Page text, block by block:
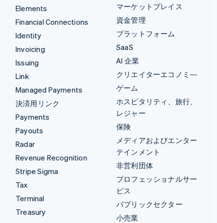
Elements
Financial Connections
Identity
Invoicing
Issuing
Link
Managed Payments
決済用リンク
Payments
Payouts
Radar
Revenue Recognition
Stripe Sigma
Tax
Terminal
Treasury
マーケットプレイス
資金管理
プラットフォーム
SaaS
AI 企業
クリエイターエコノミ―
ゲーム
ホスピタリティ、旅行、
レジャー
保険
メディアおよびエンター
テインメント
非営利団体
プロフェッショナルサー
ビス
パブリックセクター
小売業